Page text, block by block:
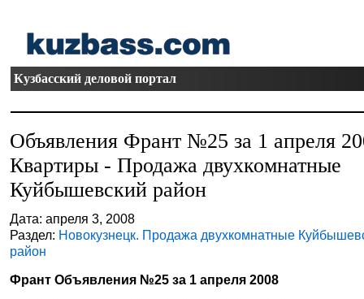
Кузбасский деловой портал
Объявления Франт №25 за 1 апреля
Квартиры - Продажа двухкомнатные
Куйбышевский район
Дата: апреля 3, 2008
Раздел: Новокузнецк. Продажа двухкомнатные
район
Франт Объявления №25 за 1 апреля 2008